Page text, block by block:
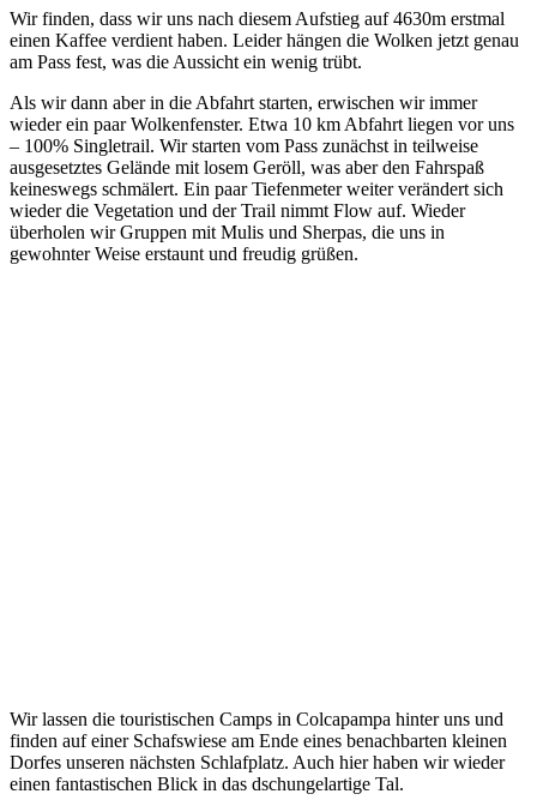
Wir finden, dass wir uns nach diesem Aufstieg auf 4630m erstmal
einen Kaffee verdient haben. Leider hängen die Wolken jetzt genau
am Pass fest, was die Aussicht ein wenig trübt.
Als wir dann aber in die Abfahrt starten, erwischen wir immer
wieder ein paar Wolkenfenster. Etwa 10 km Abfahrt liegen vor uns
– 100% Singletrail. Wir starten vom Pass zunächst in teilweise
ausgesetztes Gelände mit losem Geröll, was aber den Fahrspaß
keineswegs schmälert. Ein paar Tiefenmeter weiter verändert sich
wieder die Vegetation und der Trail nimmt Flow auf. Wieder
überholen wir Gruppen mit Mulis und Sherpas, die uns in
gewohnter Weise erstaunt und freudig grüßen.
Wir lassen die touristischen Camps in Colcapampa hinter uns und
finden auf einer Schafswiese am Ende eines benachbarten kleinen
Dorfes unseren nächsten Schlafplatz. Auch hier haben wir wieder
einen fantastischen Blick in das dschungelartige Tal.